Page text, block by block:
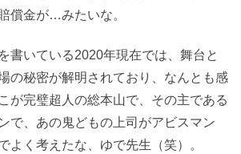
償金が…みたいな。
書いている2020年現在では、舞台と
の秘密が解明されており、なんとも感
が完璧超人の総本山で、その主である
で、あの鬼どもの上司がアビスマン
よく考えたな、ゆで先生（笑）。